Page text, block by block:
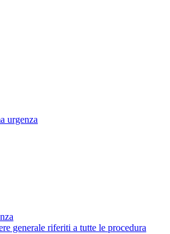
urgenza
generale riferiti a tutte le procedura